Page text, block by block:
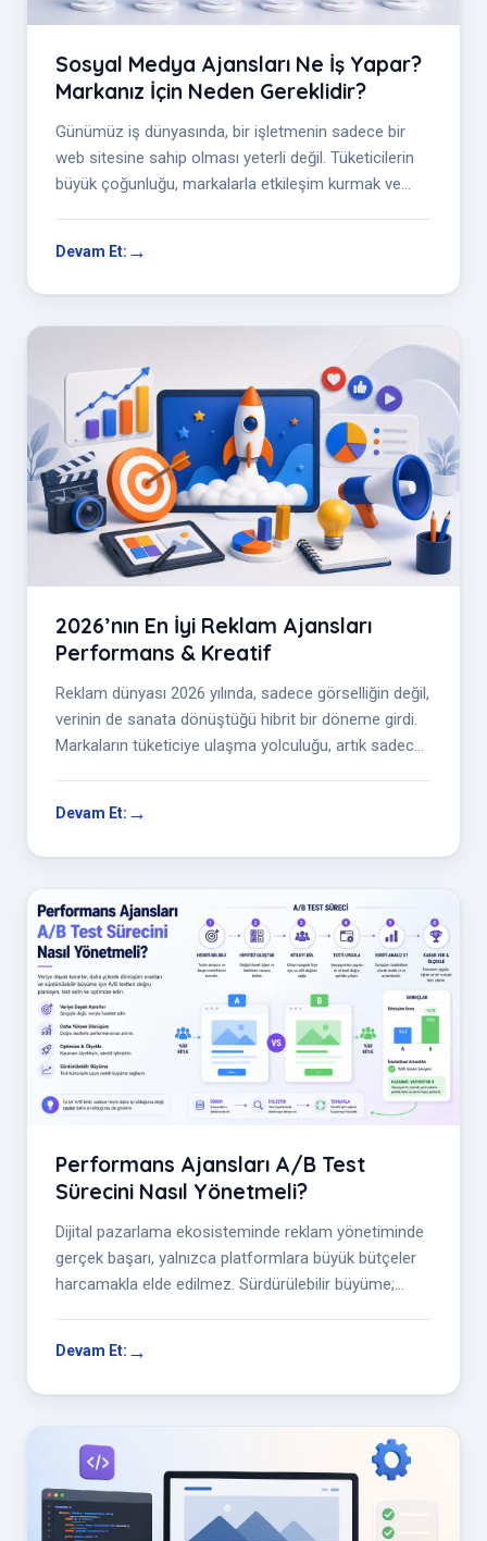
Sosyal Medya Ajansları Ne İş Yapar?
Markanız İçin Neden Gereklidir?
Günümüz iş dünyasında, bir işletmenin sadece bir
web sitesine sahip olması yeterli değil. Tüketicilerin
büyük çoğunluğu, markalarla etkileşim kurmak ve
Devam Et:
2026’nın En İyi Reklam Ajansları
Performans & Kreatif
Reklam dünyası 2026 yılında, sadece görselliğin değil,
verinin de sanata dönüştüğü hibrit bir döneme girdi.
Markaların tüketiciye ulaşma yolculuğu, artık sadece
Devam Et:
Performans Ajansları A/B Test
Sürecini Nasıl Yönetmeli?
Dijital pazarlama ekosisteminde reklam yönetiminde
gerçek başarı, yalnızca platformlara büyük bütçeler
harcamakla elde edilmez. Sürdürülebilir büyüme;
Devam Et: